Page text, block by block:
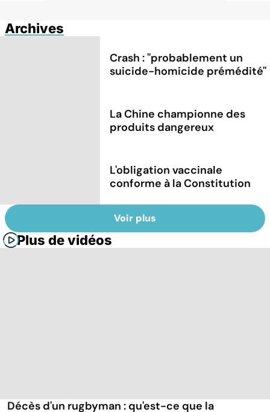
Archives
Crash : ''probablement un
suicide-homicide prémédité''
La Chine championne des
produits dangereux
L'obligation vaccinale
conforme à la Constitution
Voir plus
Plus de vidéos
Décès d'un rugbyman : qu'est-ce que la